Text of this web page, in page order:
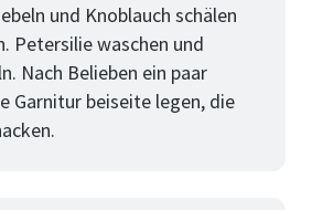
und Knoblauch schälen
Petersilie waschen und
Nach Belieben ein paar
Garnitur beiseite legen, die